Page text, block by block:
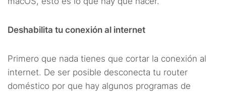
Deshabilita tu conexión al internet
Primero que nada tienes que cortar la conexión al
internet. De ser posible desconecta tu router
doméstico por que hay algunos programas de